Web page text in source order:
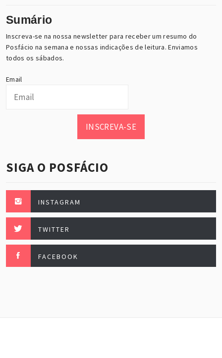
Sumário
Inscreva-se na nossa newsletter para receber um resumo do
Posfácio na semana e nossas indicações de leitura. Enviamos
todos os sábados.
Email
INSCREVA-SE
SIGA O POSFÁCIO
INSTAGRAM
TWITTER
FACEBOOK